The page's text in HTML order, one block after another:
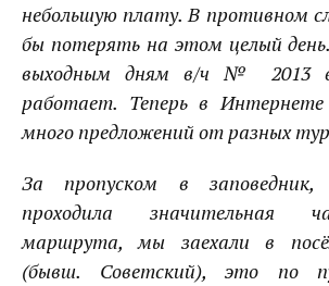
небольшую плату. В противном
бы потерять на этом целый
выходным дням в/ч № 2013
работает. Теперь в
много предложений от разных
За пропуском в
проходила значительная
маршрута, мы заехали в
(бывш. Советский), это по